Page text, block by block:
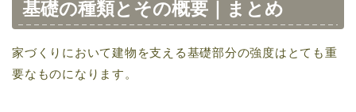
基礎の種類とその概要｜まとめ
家づくりにおいて建物を支える基礎部分の強度はとても重
要なものになります。